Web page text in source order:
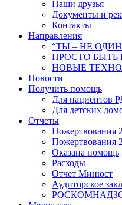
Наши друзья
Документы и
Контакты
Направления
“ТЫ – НЕ
ПРОСТО БЫТЬ
НОВЫЕ
Новости
Получить помощь
Для пациентов
Для детских
Отчеты
Пожертвования
Пожертвования
Оказана помощь
Расходы
Отчет Минюст
Аудиторское